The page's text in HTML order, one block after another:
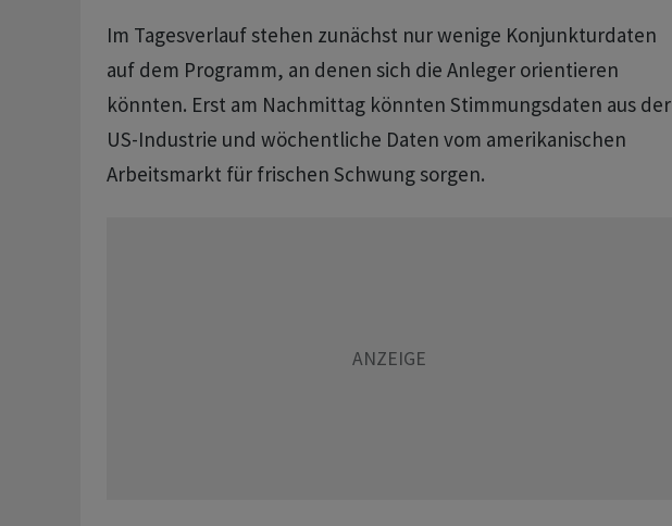
Im Tagesverlauf stehen zunächst nur wenige Konjunkturdaten
auf dem Programm, an denen sich die Anleger orientieren
könnten. Erst am Nachmittag könnten Stimmungsdaten aus der
US-Industrie und wöchentliche Daten vom amerikanischen
Arbeitsmarkt für frischen Schwung sorgen.